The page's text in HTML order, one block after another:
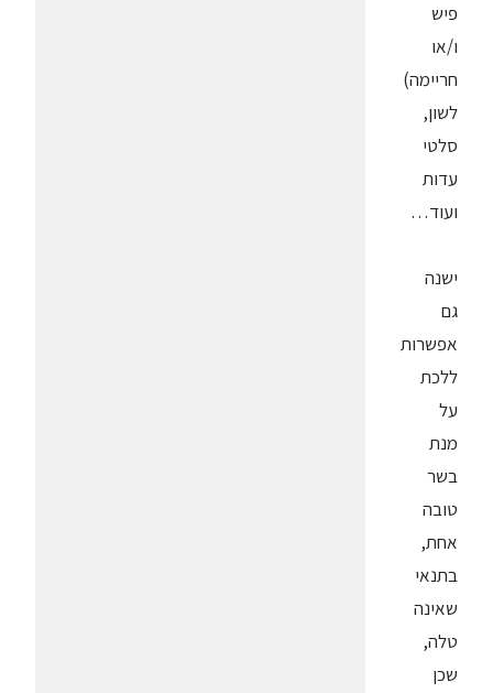
פיש
ו/או
חריימה)
לשון,
סלטי
עדות
ועוד…
ישנה
גם
אפשרות
ללכת
על
מנת
בשר
טובה
אחת,
בתנאי
שאינה
טלה,
שכן